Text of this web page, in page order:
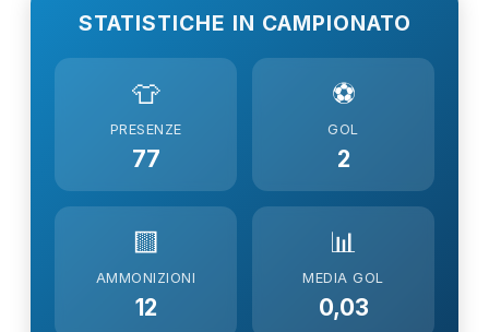
STATISTICHE IN CAMPIONATO
👕
PRESENZE
77
⚽
GOL
2
🟨
AMMONIZIONI
12
📊
MEDIA GOL
0,03